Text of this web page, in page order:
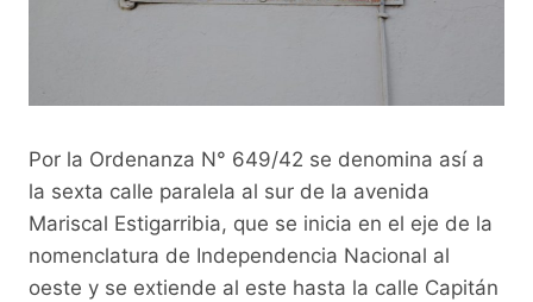
Por la Ordenanza N° 649/42 se denomina así a
la sexta calle paralela al sur de la avenida
Mariscal Estigarribia, que se inicia en el eje de la
nomenclatura de Independencia Nacional al
oeste y se extiende al este hasta la calle Capitán